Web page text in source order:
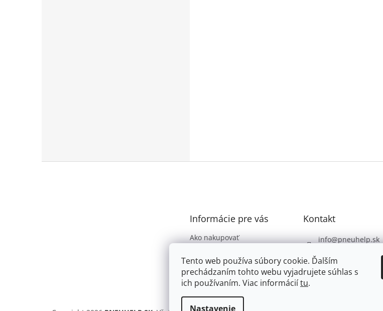
Tento web používa súbory cookie. Ďalším
prechádzaním tohto webu vyjadrujete súhlas s
ich používaním. Viac informáciítu.
Nastavenie
Informácie pre vás
Ako nakupovať
Podmienky ochrany
osobných údajov
Kontakt
info@pneuhelp.sk